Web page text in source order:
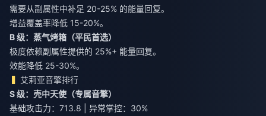
需要从副属性中补足 20-25% 的能量回复。
增益覆盖率降低 15-20%。
B 级：蒸气烤箱（平民首选）
极度依赖副属性提供的 25%+ 能量回复。
效能降低 25-30%。
艾莉亚音擎排行
S 级：壳中天使（专属音擎）
基础攻击力：713.8 | 异常掌控：30%